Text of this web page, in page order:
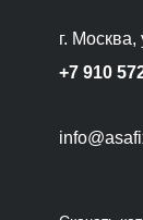
+7 910
г.